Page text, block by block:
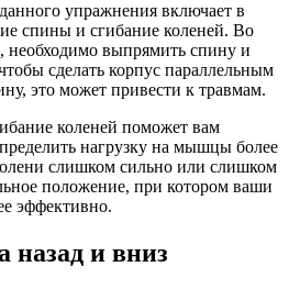
упражнения включает в
спины и сгибание коленей. Во
необходимо выпрямить спину и
сделать корпус параллельным
это может привести к травмам.
коленей поможет вам
нагрузку на мышцы более
слишком сильно или слишком
положение, при котором ваши
эффективно.
назад и вниз